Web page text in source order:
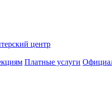
центр
Платные услуги